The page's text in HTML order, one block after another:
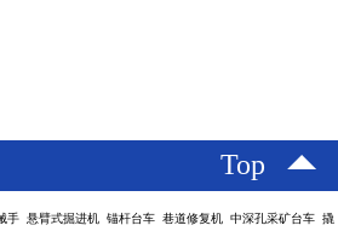
Top
手 悬臂式掘进机 锚杆台车 巷道修复机 中深孔采矿台车 撬